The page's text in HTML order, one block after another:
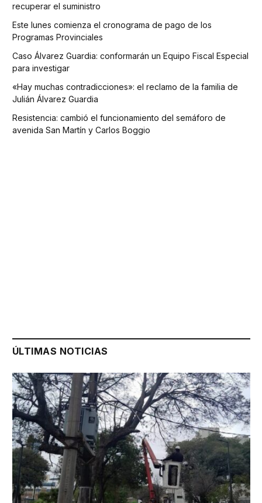
recuperar el suministro
Este lunes comienza el cronograma de pago de los
Programas Provinciales
Caso Álvarez Guardia: conformarán un Equipo Fiscal Especial
para investigar
«Hay muchas contradicciones»: el reclamo de la familia de
Julián Álvarez Guardia
Resistencia: cambió el funcionamiento del semáforo de
avenida San Martín y Carlos Boggio
ÚLTIMAS NOTICIAS